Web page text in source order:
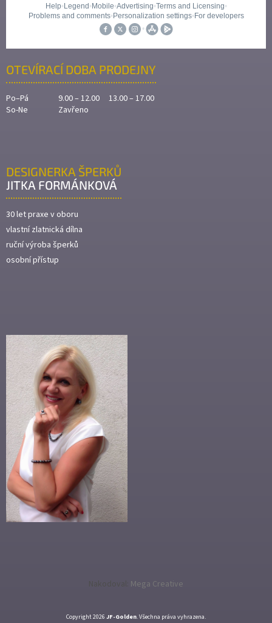
OTEVÍRACÍ DOBA PRODEJNY
Po–Pá
9.00 – 12.00 13.00 – 17.00
So-Ne
Zavřeno
DESIGNERKA ŠPERKŮ
JITKA FORMÁNKOVÁ
30 let praxe v oboru
vlastní zlatnická dílna
ruční výroba šperků
osobní přístup
Nakodoval: Mega Creative
Copyright 2026 JF-Golden. Všechna práva vyhrazena.